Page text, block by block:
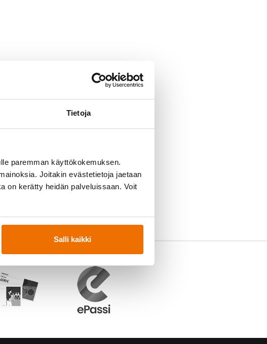
Tietoja
paremman käyttökokemuksen.
Joitakin evästetietoja jaetaan
on kerätty heidän palveluissaan. Voit
Salli kaikki